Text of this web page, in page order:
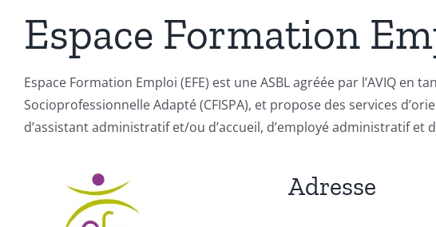
Espace Formation
Espace Formation Emploi (EFE) est une ASBL agréée par l’AVIQ en
Socioprofessionnelle Adapté (CFISPA), et propose des services
d’assistant administratif et/ou d’accueil, d’employé administratif et
Adresse